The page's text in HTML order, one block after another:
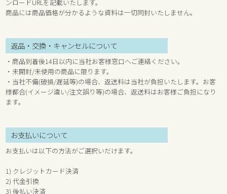
ンロードURLを記載いたします。
商品には商品価格が分かるような資料は一切同封いたしません。
返品・交換・キャンセルについて
・商品到着後14日以内に当社お客様窓口へご連絡ください。
・未開封/未使用の商品に限ります。
・当社不備(破損/遅延等)の場合、返送料は当社が負担いたします。お客
様都合(イメージ違い/注文誤り等)の場合、返送料はお客様ご負担になり
ます。
お支払いについて
お支払いは以下の方法がご選択いだけます。
1) クレジットカード決済
2) 代金引換
3) 後払い決済